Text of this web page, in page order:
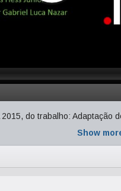
do trabalho: Adaptação
Show